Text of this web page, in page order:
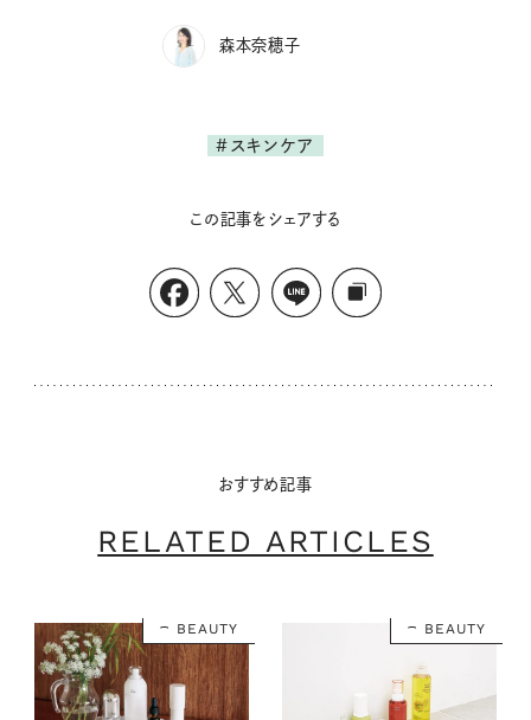
森本奈穂子
#スキンケア
この記事をシェアする
おすすめ記事
RELATED ARTICLES
BEAUTY BEAUTY